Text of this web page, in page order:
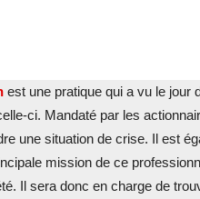
est une pratique qui a vu le jour
ci. Mandaté par les
une situation de crise. Il est
mission de ce
Il sera donc en charge de